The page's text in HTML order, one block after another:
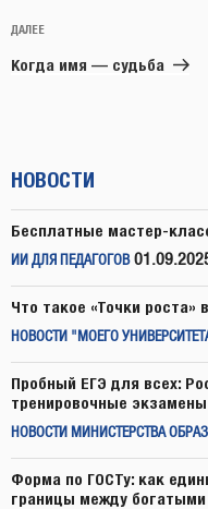
Следующая
запись
ДАЛЕЕ
Когда имя — судьба
НОВОСТИ
Бесплатные мастер-
ИИ ДЛЯ ПЕДАГОГОВ
Что такое «Точки роста»
НОВОСТИ "МОЕГО
Пробный ЕГЭ для всех:
тренировочные
НОВОСТИ МИНИСТЕРСТВА
Форма по ГОСТу: как
границы между